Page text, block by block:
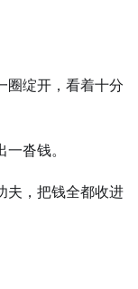
圈绽开，看着十分
沓钱。
夫，把钱全都收进